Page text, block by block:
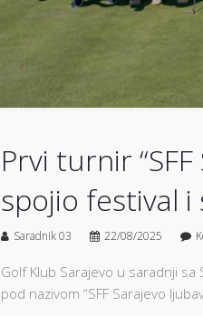
Prvi turnir
spojio festival
Saradnik 03 22/08/2025
Golf Klub Sarajevo u saradnji
pod nazivom “SFF Sarajevo